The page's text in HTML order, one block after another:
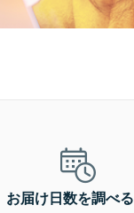
お届け日数を調べる